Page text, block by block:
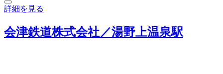
詳細を見る
会津鉄道株式会社／湯野上温泉駅